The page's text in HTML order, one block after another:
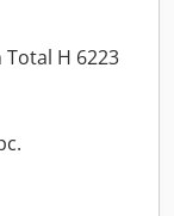
H 6223